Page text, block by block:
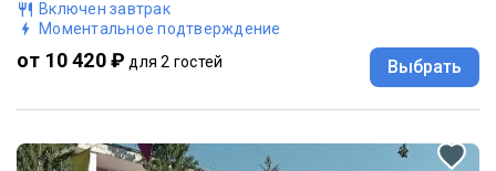
Включен завтрак
Моментальное подтверждение
от 10 420 ₽ для 2 гостей Выбрать